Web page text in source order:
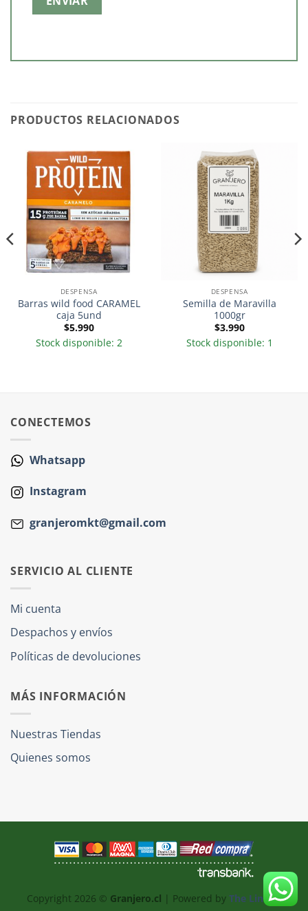
PRODUCTOS RELACIONADOS
DESPENSA
Barras wild food CARAMEL
caja 5und
$5.990
Stock disponible: 2
DESPENSA
Semilla de Maravilla
1000gr
$3.990
Stock disponible: 1
CONECTEMOS
Whatsapp
Instagram
granjeromkt@gmail.com
SERVICIO AL CLIENTE
Mi cuenta
Despachos y envíos
Políticas de devoluciones
MÁS INFORMACIÓN
Nuestras Tiendas
Quienes somos
Copyright 2026 © Granjero.cl | Powered by The Link IT